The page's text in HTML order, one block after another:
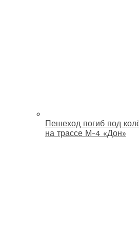
Пешеход погиб под
на трассе М-4 «Дон»